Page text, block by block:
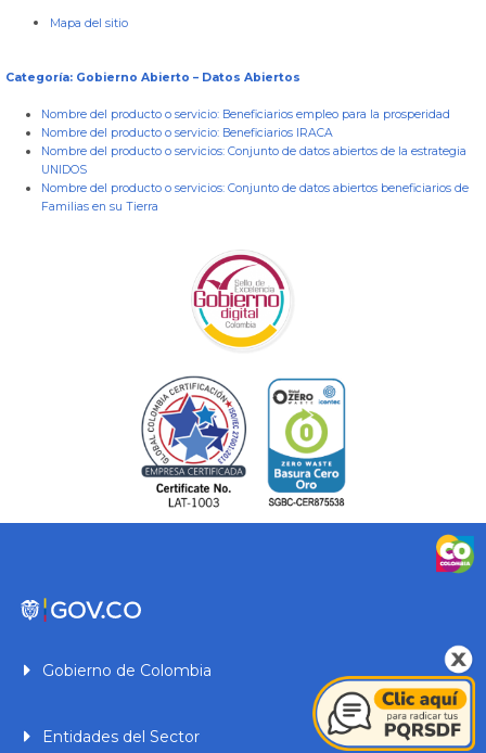
Mapa del sitio
Categoría: Gobierno Abierto – Datos Abiertos
Nombre del producto o servicio: Beneficiarios empleo para la prosperidad
Nombre del producto o servicio: Beneficiarios IRACA
Nombre del producto o servicios: Conjunto de datos abiertos de la estrategia
UNIDOS
Nombre del producto o servicios: Conjunto de datos abiertos beneficiarios de
Familias en su Tierra
Gobierno de Colombia
Entidades del Sector